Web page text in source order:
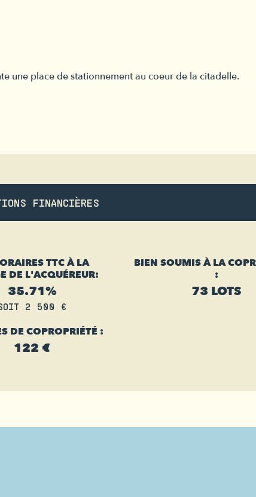
une place de stationnement au coeur de la citadelle.
FINANCIÈRES
TTC À LA
DE L'ACQUÉREUR:
35.71%
2 500 €
BIEN SOUMIS À LA
:
73 LOTS
DE COPROPRIÉTÉ :
122 €